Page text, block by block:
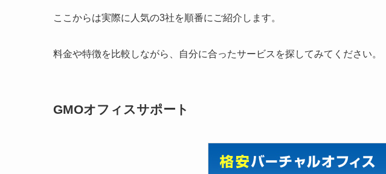
ここからは実際に人気の3社を順番にご紹介します。
料金や特徴を比較しながら、自分に合ったサービスを探してみてください。
GMOオフィスサポート